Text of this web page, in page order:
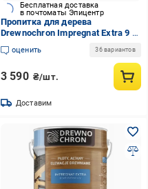
Бесплатная доставка
в почтоматы Эпицентр
Пропитка для дерева
Drewnochron Impregnat Extra 9 л
Кедр (2790704668)
оценить 36 вариантов
3 590 ₴/шт.
Доставим